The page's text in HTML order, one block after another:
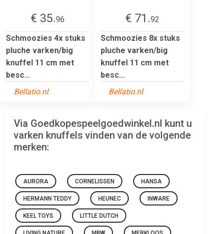
€ 35.96
Schmoozies 4x stuks
pluche varken/big
knuffel 11 cm met
besc...
Bellatio.nl
€ 71.92
Schmoozies 8x stuks
pluche varken/big
knuffel 11 cm met
besc...
Bellatio.nl
Via Goedkopespeelgoedwinkel.nl kunt u
varken knuffels vinden van de volgende
merken:
AURORA CORNELISSEN HANSA
HERMANN TEDDY HEUNEC INWARE
KEEL TOYS LITTLE DUTCH